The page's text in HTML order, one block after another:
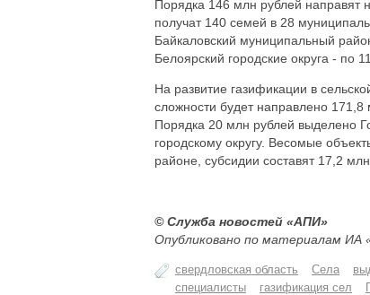
Порядка 146 млн рублей
получат 140 семей в 28
Байкаловский муниципальный
Белоярский городские округа - по
На развитие газификации в
сложности будет направлено
Порядка 20 млн рублей выделено
городскому округу. Весомые
районе, субсидии составят 17,2 млн
© Служба новостей «АПИ»
Опубликовано по материалам ИА
свердловская область Села
специалисты
газификация сел